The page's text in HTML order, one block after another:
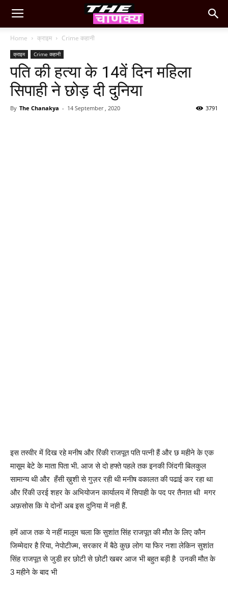
Home क्राइम Crime कहानी
क्राइम Crime कहानी
पति की हत्या के 14वें दिन महिला
सिपाही ने छोड़ दी दुनिया
By The Chanakya - 14 September , 2020 3791
इस तस्वीर में दिख रहे मनीष और रिंकी राजपूत पति पत्नी हैं और छ महीने के एक
मासूम बेटे के माता पिता भी. आज से दो हफ्ते पहले तक इनकी जिंदगी बिलकुल
सामान्य थी और हँसी ख़ुशी से गुज़र रही थी मनीष वकालत की पढाई कर रहा था
और रिंकी उरई शहर के अभियोजन कार्यालय में सिपाही के पद पर तैनात थी मगर
अफ़सोस कि ये दोनों अब इस दुनिया में नही हैं.
हमें आज तक ये नहीं मालूम चला कि सुशांत सिंह राजपूत की मौत के लिए कौन
जिम्मेदार है रिया, नेपोटीज्म, सरकार में बैठे कुछ लोग या फिर नशा लेकिन सुशांत
सिंह राजपूत से जुडी हर छोटी से छोटी खबर आज भी बहुत बड़ी है उनकी मौत के
3 महीने के बाद भी